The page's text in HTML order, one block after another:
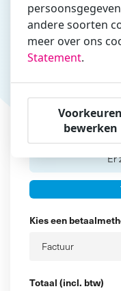
zakelijk/administratief
Is de
Ja
Cursisten
Voeg cursisten toe
Voornaam
Tussenvoegsel
Er
Kies een
Totaal (incl. btw)
andere soorten
meer over ons
Statement.
Voorkeuren
bewerken